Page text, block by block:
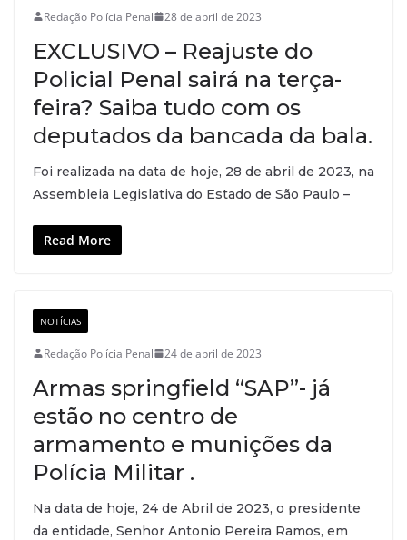
Redação Polícia Penal 28 de abril de 2023
EXCLUSIVO – Reajuste do
Policial Penal sairá na terça-
feira? Saiba tudo com os
deputados da bancada da bala.
Foi realizada na data de hoje, 28 de abril de 2023, na
Assembleia Legislativa do Estado de São Paulo –
Read More
NOTÍCIAS
Redação Polícia Penal 24 de abril de 2023
Armas springfield “SAP”- já
estão no centro de
armamento e munições da
Polícia Militar .
Na data de hoje, 24 de Abril de 2023, o presidente
da entidade, Senhor Antonio Pereira Ramos, em